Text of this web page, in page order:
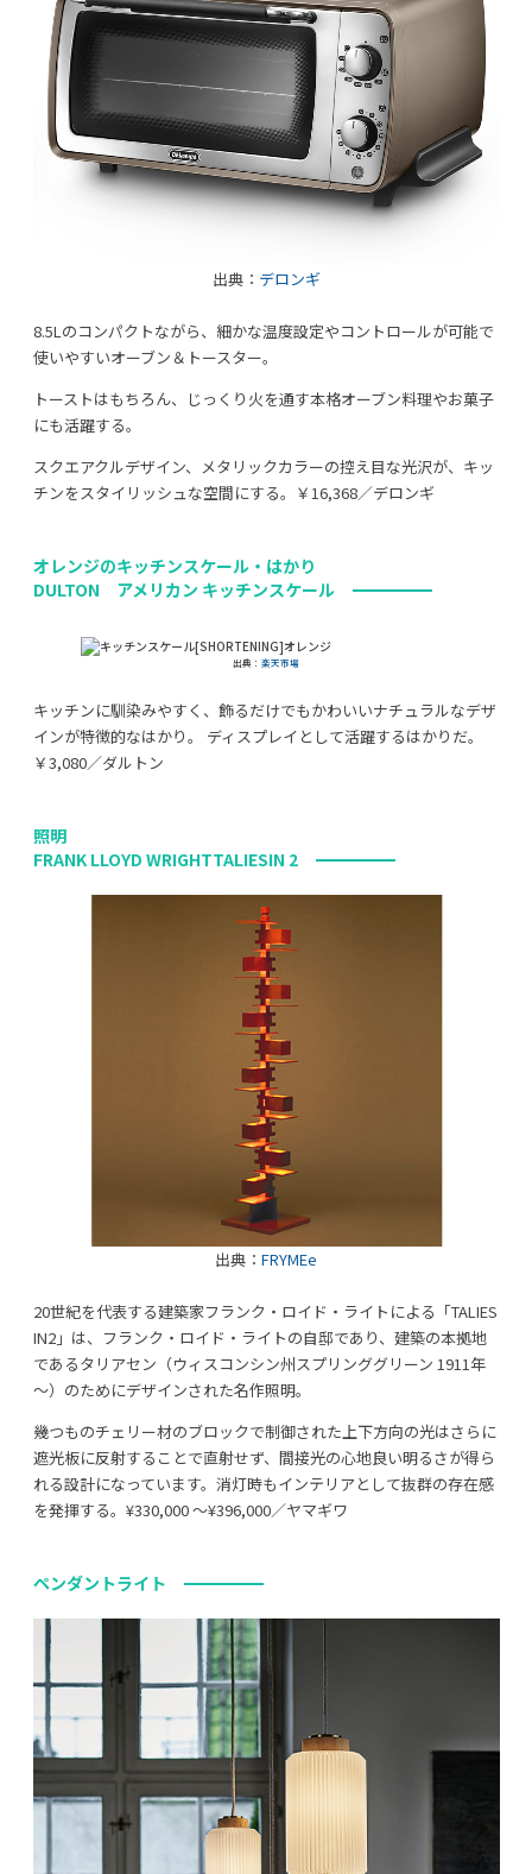
出典： デロンギ
8.5Lのコンパクトながら、細かな温度設定やコントロールが可能で
使いやすいオーブン＆トースター。
トーストはもちろん、じっくり火を通す本格オーブン料理やお菓子
にも活躍する。
スクエアクルデザイン、メタリックカラーの控え目な光沢が、キッ
チンをスタイリッシュな空間にする。￥16,368／デロンギ
オレンジのキッチンスケール・はかり
DULTON アメリカン キッチンスケール
出典： 楽天市場
キッチンに馴染みやすく、飾るだけでもかわいいナチュラルなデザ
インが特徴的なはかり。 ディスプレイとして活躍するはかりだ。
￥3,080／ダルトン
照明
FRANK LLOYD WRIGHTTALIESIN 2
出典： FRYMEe
20世紀を代表する建築家フランク・ロイド・ライトによる「TALIES
IN2」は、フランク・ロイド・ライトの自邸であり、建築の本拠地
であるタリアセン（ウィスコンシン州スプリンググリーン 1911年
～）のためにデザインされた名作照明。
幾つものチェリー材のブロックで制御された上下方向の光はさらに
遮光板に反射することで直射せず、間接光の心地良い明るさが得ら
れる設計になっています。消灯時もインテリアとして抜群の存在感
を発揮する。¥330,000 〜¥396,000／ヤマギワ
ペンダントライト